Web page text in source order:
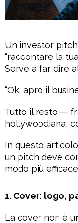
Un investor
“raccontare la
Serve a far dire
“Ok, apro il
Tutto il resto —
hollywoodiana,
In questo
un pitch deve
modo più
1. Cover: logo,
La cover non è